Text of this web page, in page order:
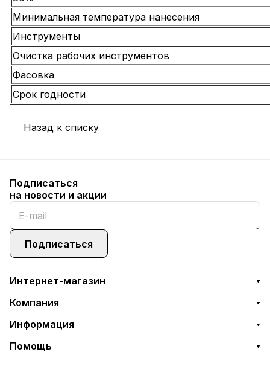
Минимальная температура нанесения
Инструменты
Очистка рабочих инструментов
Фасовка
Срок годности
Назад к списку
Подписаться
на новости и акции
Подписаться
Интернет-магазин
Компания
Информация
Помощь